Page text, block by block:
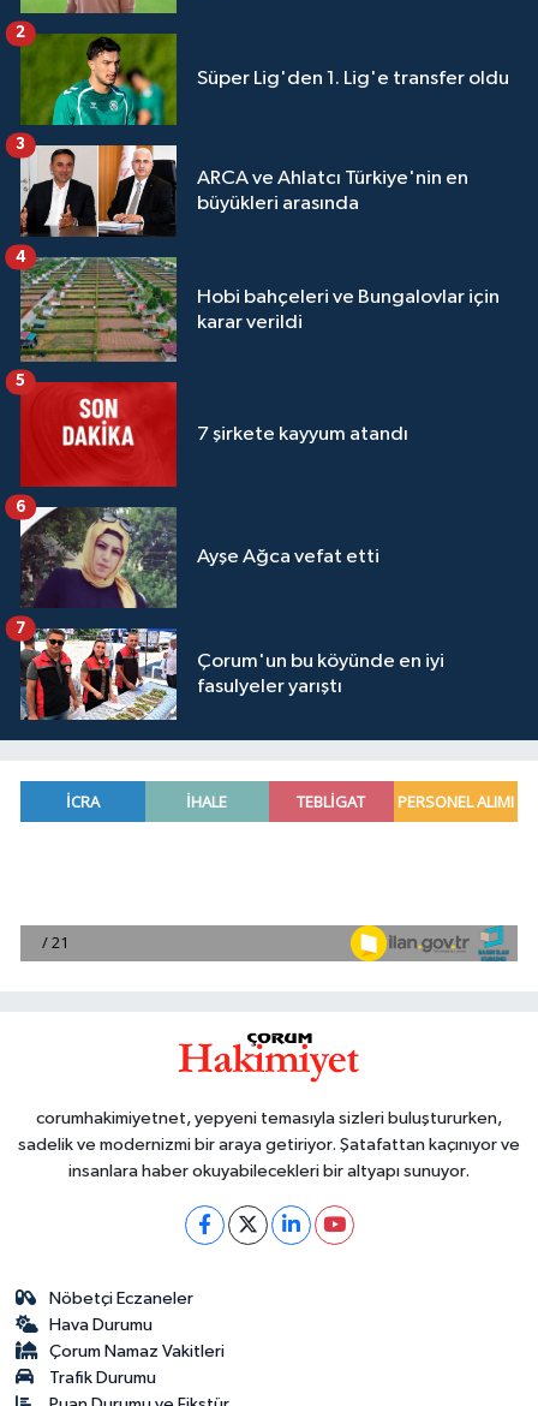
Süper Lig'den 1. Lig'e transfer oldu
2
ARCA ve Ahlatcı Türkiye'nin en
büyükleri arasında
3
Hobi bahçeleri ve Bungalovlar için
karar verildi
4
7 şirkete kayyum atandı
5
Ayşe Ağca vefat etti
6
Çorum'un bu köyünde en iyi
fasulyeler yarıştı
7
corumhakimiyetnet, yepyeni temasıyla sizleri buluştururken,
sadelik ve modernizmi bir araya getiriyor. Şatafattan kaçınıyor ve
insanlara haber okuyabilecekleri bir altyapı sunuyor.
Nöbetçi Eczaneler
Hava Durumu
Çorum Namaz Vakitleri
Trafik Durumu